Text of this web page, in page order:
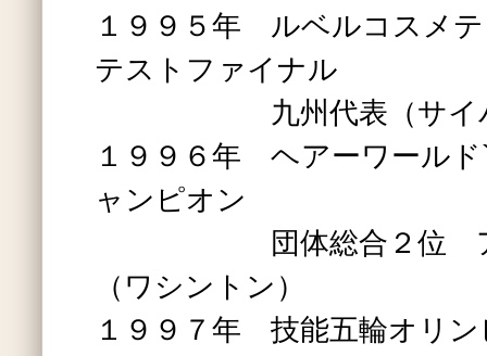
１９９５年 ルベルコスメ
テストファイナル
九州代表（サイパ
１９９６年 ヘアーワールド
ャンピオン
団体総合２位 アジ
（ワシントン）
１９９７年 技能五輪オリン